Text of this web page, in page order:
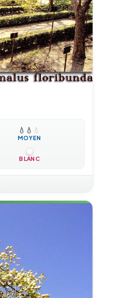
💧 💧 💧
MOYEN
BLANC